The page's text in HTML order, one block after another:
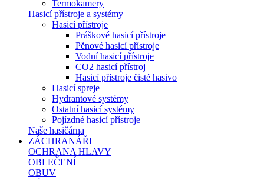
Termokamery
Hasicí přístroje a systémy
Hasicí přístroje
Práškové hasicí přístroje
Pěnové hasicí přístroje
Vodní hasicí přístroje
CO2 hasicí přístroj
Hasicí přístroje čisté hasivo
Hasicí spreje
Hydrantové systémy
Ostatní hasicí systémy
Pojízdné hasicí přístroje
Naše hasičárna
ZÁCHRANÁŘI
OCHRANA HLAVY
OBLEČENÍ
OBUV